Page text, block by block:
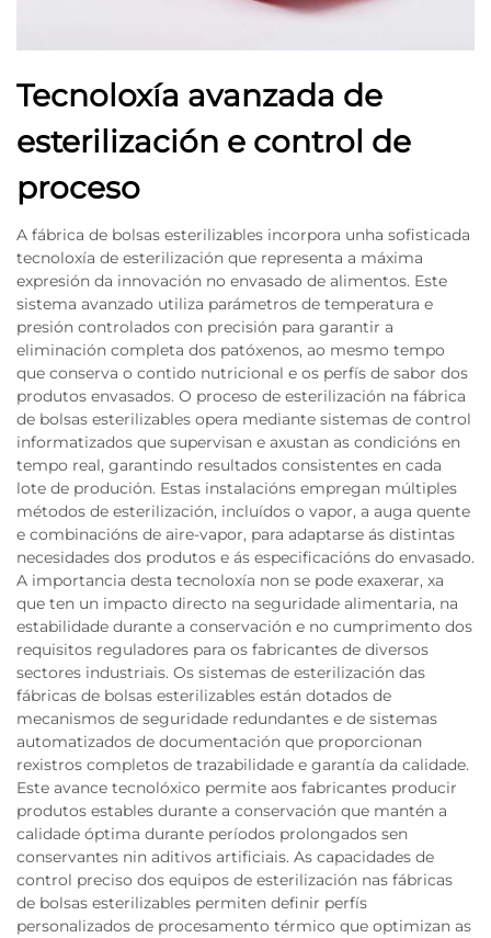
Tecnoloxía avanzada de
esterilización e control de
proceso
A fábrica de bolsas esterilizables incorpora unha sofisticada
tecnoloxía de esterilización que representa a máxima
expresión da innovación no envasado de alimentos. Este
sistema avanzado utiliza parámetros de temperatura e
presión controlados con precisión para garantir a
eliminación completa dos patóxenos, ao mesmo tempo
que conserva o contido nutricional e os perfís de sabor dos
produtos envasados. O proceso de esterilización na fábrica
de bolsas esterilizables opera mediante sistemas de control
informatizados que supervisan e axustan as condicións en
tempo real, garantindo resultados consistentes en cada
lote de produción. Estas instalacións empregan múltiples
métodos de esterilización, incluídos o vapor, a auga quente
e combinacións de aire-vapor, para adaptarse ás distintas
necesidades dos produtos e ás especificacións do envasado.
A importancia desta tecnoloxía non se pode exaxerar, xa
que ten un impacto directo na seguridade alimentaria, na
estabilidade durante a conservación e no cumprimento dos
requisitos reguladores para os fabricantes de diversos
sectores industriais. Os sistemas de esterilización das
fábricas de bolsas esterilizables están dotados de
mecanismos de seguridade redundantes e de sistemas
automatizados de documentación que proporcionan
rexistros completos de trazabilidade e garantía da calidade.
Este avance tecnolóxico permite aos fabricantes producir
produtos estables durante a conservación que mantén a
calidade óptima durante períodos prolongados sen
conservantes nin aditivos artificiais. As capacidades de
control preciso dos equipos de esterilización nas fábricas
de bolsas esterilizables permiten definir perfís
personalizados de procesamento térmico que optimizan as